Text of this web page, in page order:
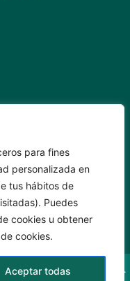
para fines
personalizada en
tus hábitos de
Puedes
cookies u obtener
cookies.
Aceptar todas
DE TENERIFE Av.